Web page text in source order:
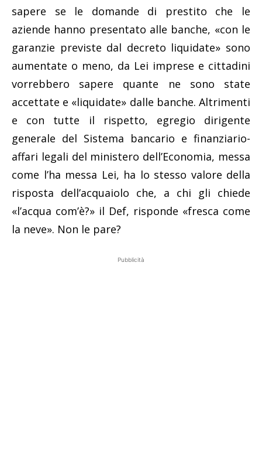
sapere se le domande di prestito che le
aziende hanno presentato alle banche, «con le
garanzie previste dal decreto liquidate» sono
aumentate o meno, da Lei imprese e cittadini
vorrebbero sapere quante ne sono state
accettate e «liquidate» dalle banche. Altrimenti
e con tutte il rispetto, egregio dirigente
generale del Sistema bancario e finanziario-
affari legali del ministero dell’Economia, messa
come l’ha messa Lei, ha lo stesso valore della
risposta dell’acquaiolo che, a chi gli chiede
«l’acqua com’è?» il Def, risponde «fresca come
la neve». Non le pare?
Pubblicità